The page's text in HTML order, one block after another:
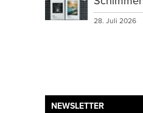
28. Juli 2026
NEWSLETTER